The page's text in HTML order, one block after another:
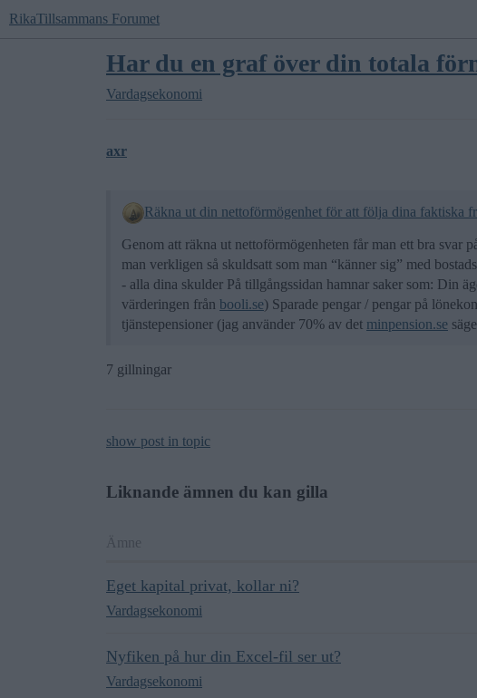
RikaTillsammans Forumet
Har du en graf över din totala
Vardagsekonomi
axr
Genom att räkna ut nettoförmögenheten får man ett bra svar
man verkligen så skuldsatt som man “känner sig” med
- alla dina skulder På tillgångssidan hamnar saker som: Din
värderingen från booli.se) Sparade pengar / pengar på
tjänstepensioner (jag använder 70% av det minpension.se
7 gillningar
show post in topic
Liknande ämnen du kan gilla
Ämne
Eget kapital privat, kollar ni?
Vardagsekonomi
Nyfiken på hur din Excel-fil ser ut?
Vardagsekonomi